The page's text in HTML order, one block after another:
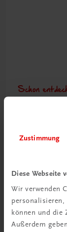
Zustimmung
Diese Webseite
Wir verwenden
können und die
Außerdem
Schon